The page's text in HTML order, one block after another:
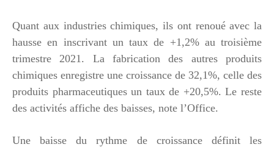
Quant aux industries chimiques, ils ont renoué avec la
hausse en inscrivant un taux de +1,2% au troisième
trimestre 2021. La fabrication des autres produits
chimiques enregistre une croissance de 32,1%, celle des
produits pharmaceutiques un taux de +20,5%. Le reste
des activités affiche des baisses, note l’Office.
Une baisse du rythme de croissance définit les